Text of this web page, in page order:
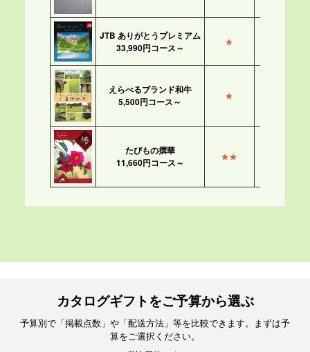
JTB ありがとうプレミアム
33,990円コース～
★
えらべるブランド和牛
5,500円コース～
★
たびもの撰華
11,660円コース～
★★
カタログギフトをご予算から選ぶ
予算別で「掲載点数」や「配送方法」等を比較できます。まずは予
算をご選択ください。